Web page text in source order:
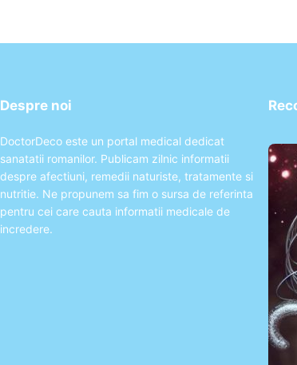
Despre noi
DoctorDeco este un portal medical dedicat
sanatatii romanilor. Publicam zilnic informatii
despre afectiuni, remedii naturiste, tratamente si
nutritie. Ne propunem sa fim o sursa de referinta
pentru cei care cauta informatii medicale de
incredere.